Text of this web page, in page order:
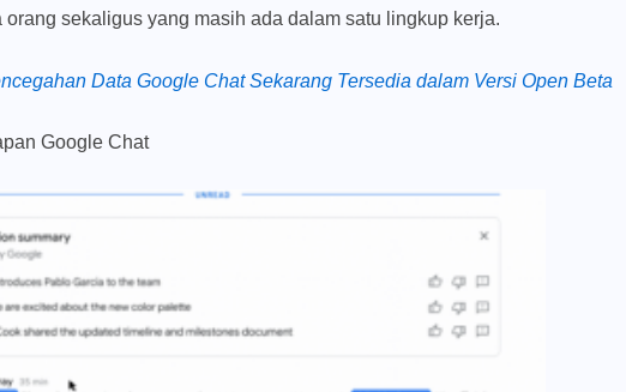
orang sekaligus yang masih ada dalam satu lingkup kerja.
Data Google Chat Sekarang Tersedia dalam Versi Open Beta
Google Chat